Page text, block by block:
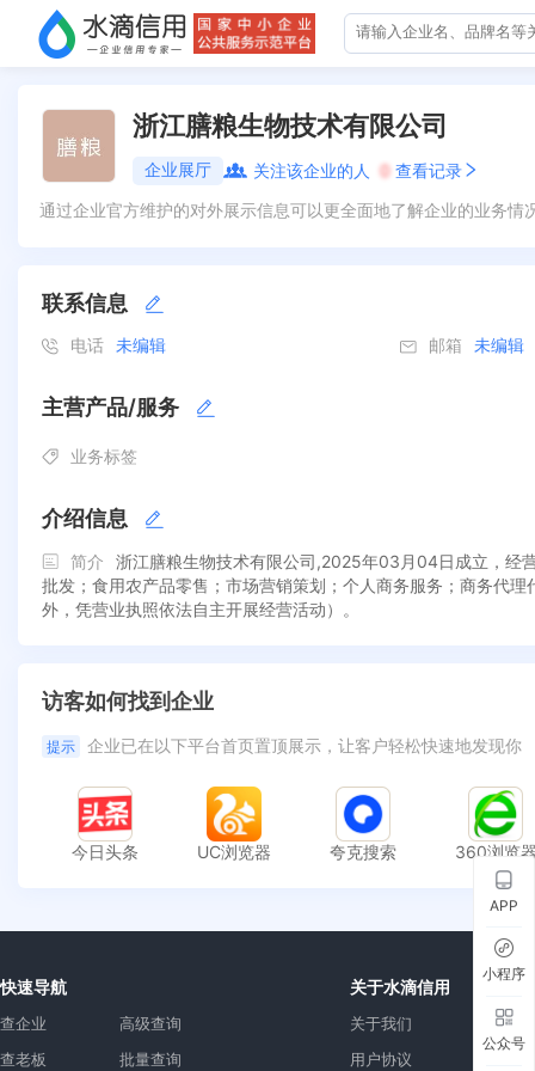
浙江膳粮生物技术有限公司
企业展厅 关注该企业的人 0 查看记录
通过企业官方维护的对外展示信息可以更全面地了解企业的业务
联系信息
电话 未编辑 邮箱 未编辑
主营产品/服务
业务标签
介绍信息
简介
浙江膳粮生物技术有限公司,2025年03月04日成立，经
批发；食用农产品零售；市场营销策划；个人商务服务；商务代
外，凭营业执照依法自主开展经营活动）。
访客如何找到企业
提示 企业已在以下平台首页置顶展示，让客户轻松快速地发现你
今日头条 UC浏览器 夸克搜索 360浏览
快速导航
查企业
查老板
高级查询
批量查询
关于水滴信用
关于我们
用户协议
APP
小程序
公众号